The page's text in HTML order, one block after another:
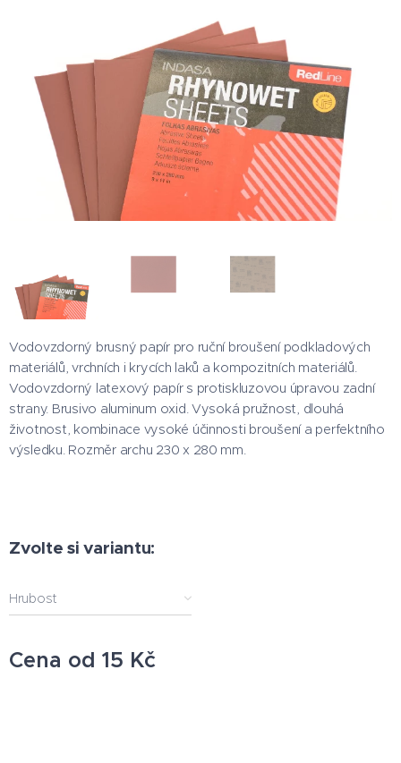
Vodovzdorný brusný papír pro ruční broušení podkladových
materiálů, vrchních i krycích laků a kompozitních materiálů.
Vodovzdorný latexový papír s protiskluzovou úpravou zadní
strany. Brusivo aluminum oxid. Vysoká pružnost, dlouhá
životnost, kombinace vysoké účinnosti broušení a perfektního
výsledku. Rozměr archu 230 x 280 mm.
Zvolte si variantu:
Hrubost
Cena od 15 Kč